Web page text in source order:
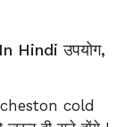
Hindi उपयोग,
cold